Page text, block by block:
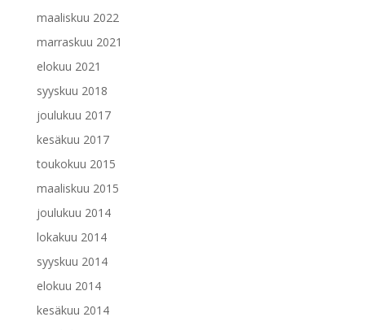
maaliskuu 2022
marraskuu 2021
elokuu 2021
syyskuu 2018
joulukuu 2017
kesäkuu 2017
toukokuu 2015
maaliskuu 2015
joulukuu 2014
lokakuu 2014
syyskuu 2014
elokuu 2014
kesäkuu 2014